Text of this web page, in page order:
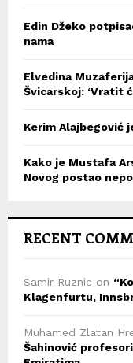
Edin Džeko
nama
Elvedina
Švicarskoj: ‘Vratit
Kerim Alajbegović
Kako je Mustafa
Novog postao
RECENT
Samir Ruznic on
Klagenfurtu,
Muhamed Zlatan
Šahinović